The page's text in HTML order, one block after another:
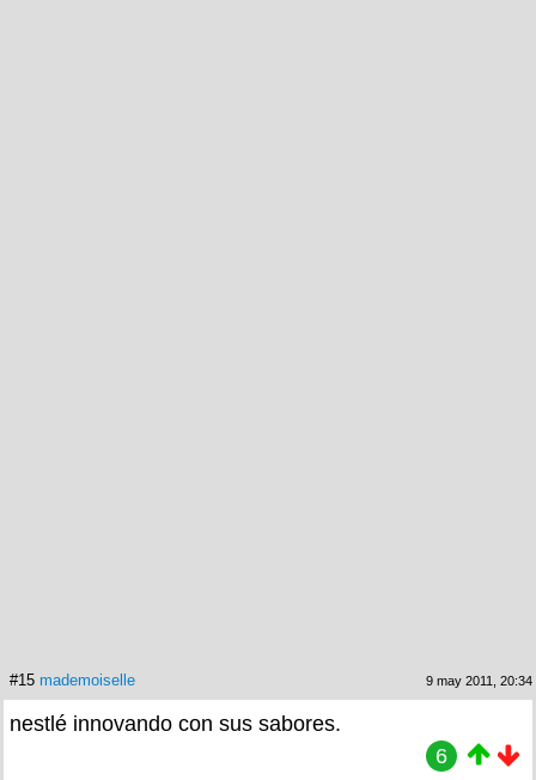
#15 mademoiselle 9 may 2011, 20:34
nestlé innovando con sus sabores.
6